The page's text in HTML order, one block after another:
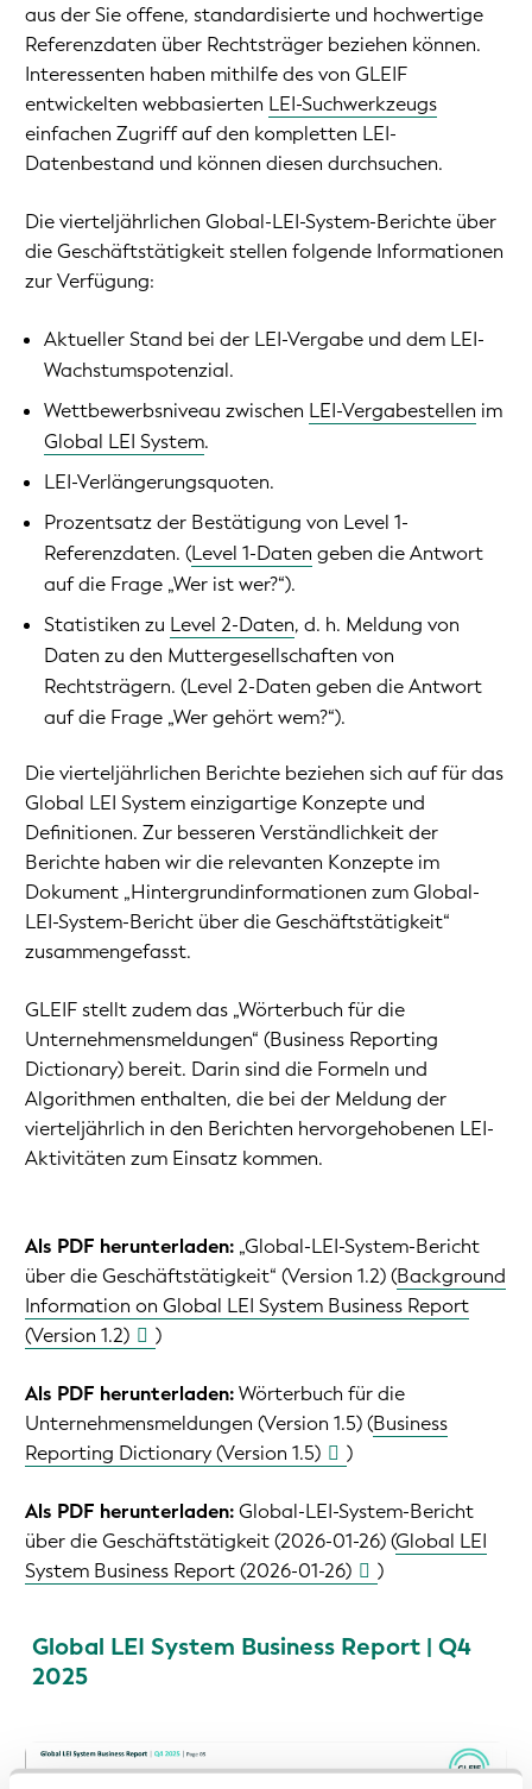
aus der Sie offene, standardisierte und hochwertige
Referenzdaten über Rechtsträger beziehen können.
Interessenten haben mithilfe des von GLEIF
entwickelten webbasierten LEI-Suchwerkzeugs
einfachen Zugriff auf den kompletten LEI-
Datenbestand und können diesen durchsuchen.
Die vierteljährlichen Global-LEI-System-Berichte über
die Geschäftstätigkeit stellen folgende Informationen
zur Verfügung:
Aktueller Stand bei der LEI-Vergabe und dem LEI-
Wachstumspotenzial.
Wettbewerbsniveau zwischen LEI-Vergabestellen im
Global LEI System.
LEI-Verlängerungsquoten.
Prozentsatz der Bestätigung von Level 1-
Referenzdaten. (Level 1-Daten geben die Antwort
auf die Frage „Wer ist wer?“).
Statistiken zu Level 2-Daten, d. h. Meldung von
Daten zu den Muttergesellschaften von
Rechtsträgern. (Level 2-Daten geben die Antwort
auf die Frage „Wer gehört wem?“).
Die vierteljährlichen Berichte beziehen sich auf für das
Global LEI System einzigartige Konzepte und
Definitionen. Zur besseren Verständlichkeit der
Berichte haben wir die relevanten Konzepte im
Dokument „Hintergrundinformationen zum Global-
LEI-System-Bericht über die Geschäftstätigkeit“
zusammengefasst.
GLEIF stellt zudemdas „Wörterbuch für die
Unternehmensmeldungen“ (Business Reporting
Dictionary) bereit. Darin sind die Formeln und
Algorithmen enthalten, die bei der Meldung der
vierteljährlich in den Berichten hervorgehobenen LEI-
Aktivitäten zum Einsatz kommen.
Als PDF herunterladen: „Global-LEI-System-Bericht
über die Geschäftstätigkeit“ (Version 1.2) (Background
Information on Global LEI System Business Report
(Version 1.2)
)
Als PDF herunterladen:Wörterbuch für die
Unternehmensmeldungen (Version 1.5) (Business
Reporting Dictionary (Version 1.5)
)
Als PDF herunterladen:Global-LEI-System-Bericht
über die Geschäftstätigkeit (2026-01-26) (Global LEI
System Business Report (2026-01-26)
)
Global LEI System Business Report | Q4
2025